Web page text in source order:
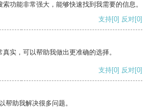
功能非常强大，能够快速找到我需要的信息。
支持[0] 反对[0]
实，可以帮助我做出更准确的选择。
支持[0] 反对[0]
帮助我解决很多问题。